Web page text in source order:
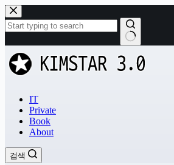
본
문
으
로
건
너
과
없
IT
Private
Book
About
검색